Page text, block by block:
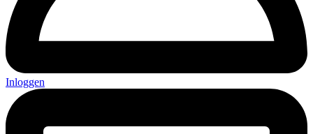
Inloggen